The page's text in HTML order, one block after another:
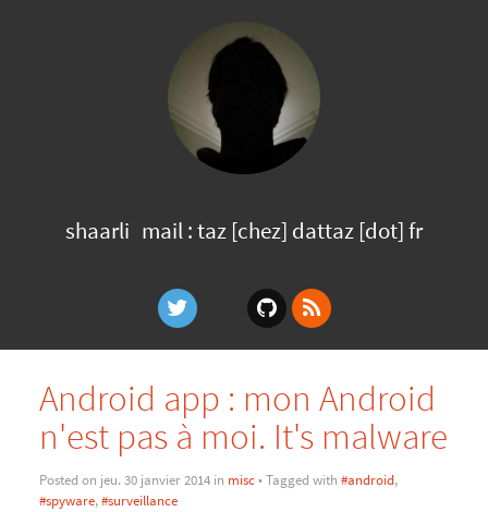
shaarli mail : taz [chez] dattaz [dot] fr
Android app : mon Android
n'est pas à moi. It's malware
Posted on jeu. 30 janvier 2014 in misc• Tagged with #android,
#spyware,#surveillance